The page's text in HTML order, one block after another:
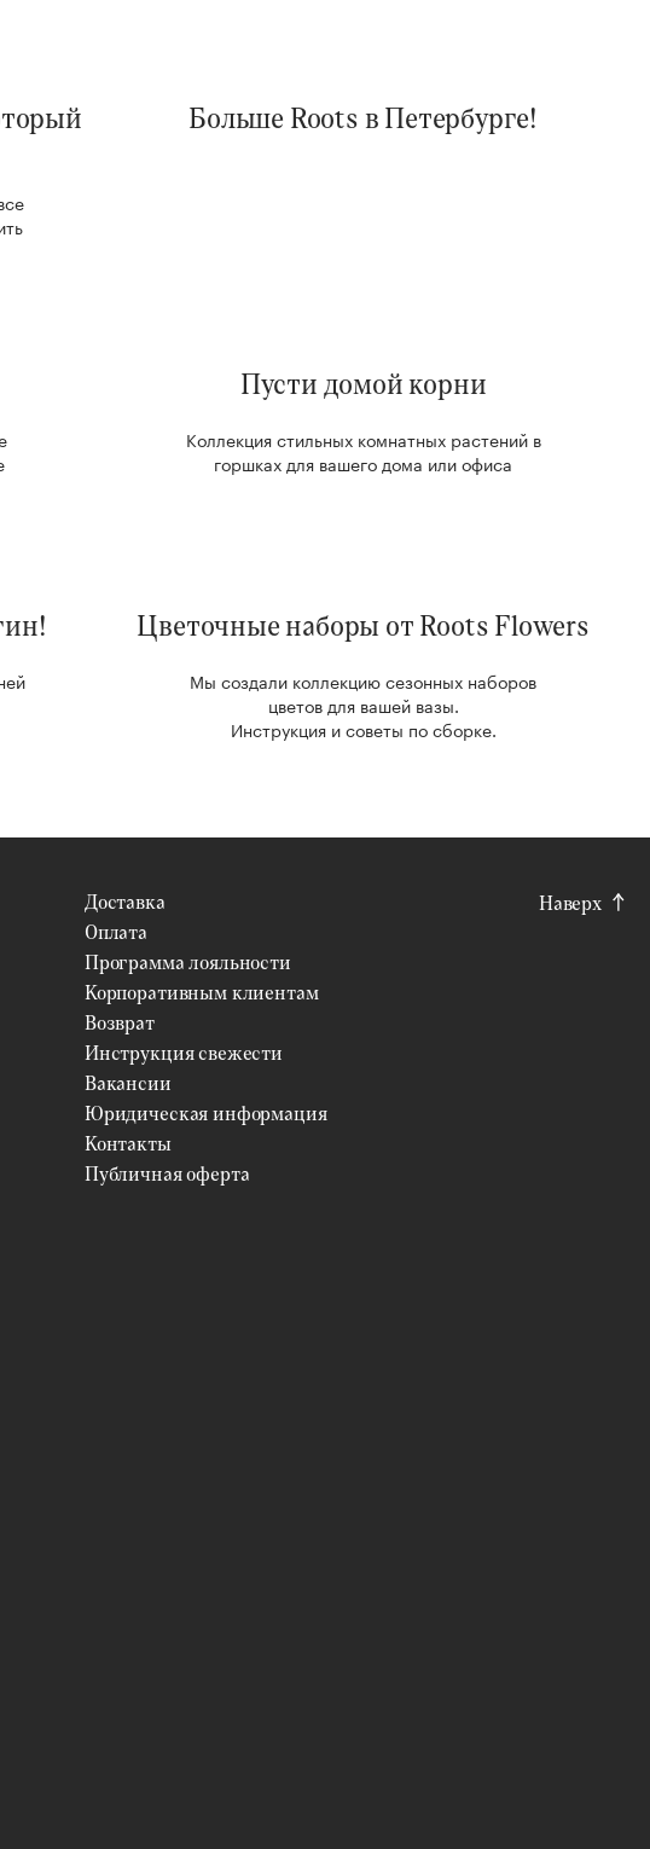
Больше Roots в Петербурге!
Пусти домой корни
Коллекция стильных комнатных растений в
горшках для вашего дома или офиса
Цветочные наборы от Roots Flowers
Мы создали коллекцию сезонных наборов
цветов для вашей вазы.
Инструкция и советы по сборке.
Доставка
Оплата
Программа лояльности
Корпоративным клиентам
Возврат
Инструкция свежести
Вакансии
Юридическая информация
Контакты
Публичная оферта
Наверх